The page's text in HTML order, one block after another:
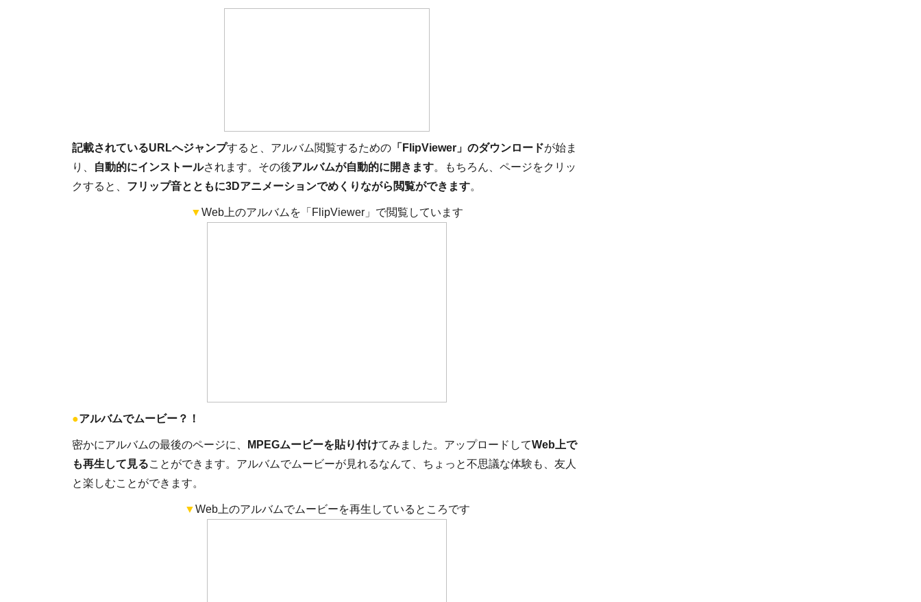
記載されているURLへジャンプすると、アルバム閲覧するための 「FlipViewer」のダウンロードが始ま
り、
自動的にインストールされます。その後アルバムが自動的に開きます。もちろん、ページをクリッ
クすると、 フリップ音とともに3Dアニメーションでめくりながら閲覧ができます。
▼Web上のアルバムを「FlipViewer」で閲覧しています
●アルバムでムービー？！
密かにアルバムの最後のページに、 MPEGムービーを貼り付けてみました。アップロードしてWeb上で
も再生して見ることができます。アルバムでムービーが見れるなんて、ちょっと不思議な体験も、友人
と楽しむことができます。
▼Web上のアルバムでムービーを再生しているところです